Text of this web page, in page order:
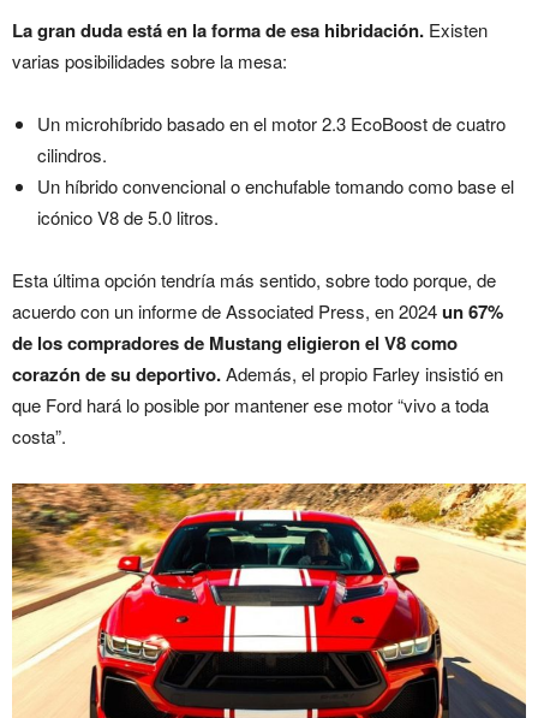
La gran duda está en la forma de esa hibridación. Existen
varias posibilidades sobre la mesa:
Un microhíbrido basado en el motor 2.3 EcoBoost de cuatro
cilindros.
Un híbrido convencional o enchufable tomando como base el
icónico V8 de 5.0 litros.
Esta última opción tendría más sentido, sobre todo porque, de
acuerdo con un informe de Associated Press, en 2024un 67%
de los compradores de Mustang eligieron el V8 como
corazón de su deportivo.Además, el propio Farley insistió en
que Ford hará lo posible por mantener ese motor “vivo a toda
costa”.